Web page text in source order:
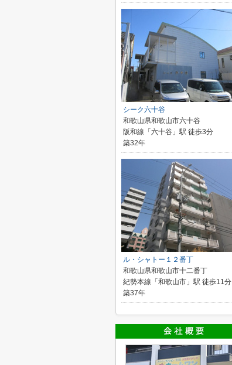
シーク六十谷
和歌山県和歌山市六十谷
阪和線「六十谷」駅 徒歩3分
築32年
ル・シャトー１２番丁
和歌山県和歌山市十二番丁
紀勢本線「和歌山市」駅 徒歩11分
築37年